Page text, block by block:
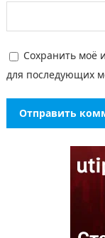
Сохранить моё
для последующих